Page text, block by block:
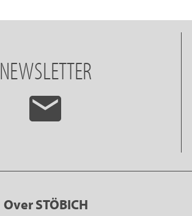
NEWSLETTER
Over STÖBICH